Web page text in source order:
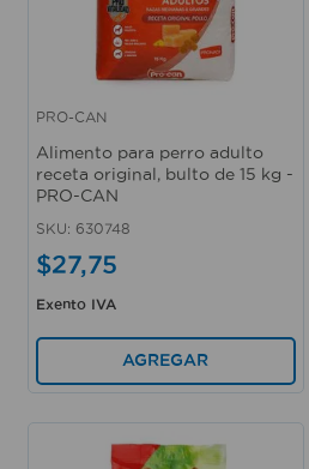
Vista rápida
PRO-CAN
Alimento para perro adulto
receta original, bulto de 15 kg -
PRO-CAN
SKU: 630748
$27,75
Exento IVA
AGREGAR